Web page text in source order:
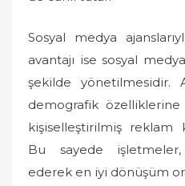
Sosyal medya
avantajı ise sosyal
şekilde yönetilmesidir.
demografik
kişiselleştirilmiş reklam
Bu sayede
ederek en iyi dönüşüm